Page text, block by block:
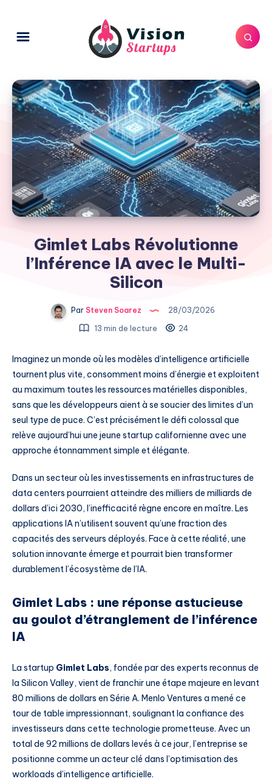
Gimlet Labs Révolutionne
l’Inférence IA avec le Multi-
Silicon
Par Steven Soarez
28/03/2026
13 min de lecture
24
Imaginez un monde où les modèles d’intelligence artificielle
tournent plus vite, consomment moins d’énergie et exploitent
au maximum toutes les ressources matérielles disponibles,
sans que les développeurs aient à se soucier des limites d’un
seul type de puce. C’est précisément le défi colossal que
relève aujourd’hui une jeune startup californienne avec une
approche étonnamment simple et élégante.
Dans un secteur où les investissements en infrastructures de
data centers pourraient atteindre des milliers de milliards de
dollars d’ici 2030, l’inefficacité règne encore en maître. Les
applications IA n’utilisent souvent qu’une fraction des
capacités des serveurs déployés. Face à cette réalité, une
solution innovante émerge et pourrait bien transformer
durablement l’écosystème de l’IA.
Gimlet Labs : une réponse astucieuse
au goulot d’étranglement de l’inférence
IA
La startup Gimlet Labs, fondée par des experts reconnus de
la Silicon Valley, vient de franchir une étape majeure en levant
80 millions de dollars en Série A. Menlo Ventures a mené ce
tour de table impressionnant, soulignant la confiance des
investisseurs dans cette technologie prometteuse. Avec un
total de 92 millions de dollars levés à ce jour, l’entreprise se
positionne comme un acteur clé dans l’optimisation des
workloads d’intelligence artificielle.